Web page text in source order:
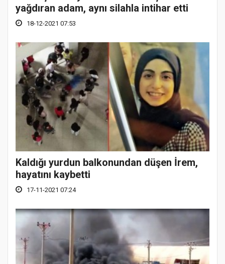
yağdıran adam, aynı silahla intihar etti
18-12-2021 07:53
Kaldığı yurdun balkonundan düşen İrem,
hayatını kaybetti
17-11-2021 07:24